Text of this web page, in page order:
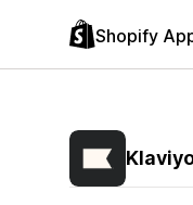
Shopify